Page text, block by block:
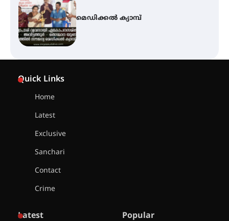
സെന്റ് ജോസഫ്സ് കോളജ്
കോമേഴ്‌സ് അസോസിയേഷന്
തുടക്കമായി
Quick Links
Home
Latest
Exclusive
Sanchari
Contact
Crime
Latest Popular